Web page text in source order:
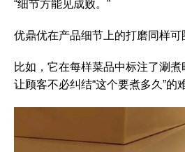
“细节方能见成败。”
优鼎优在产品细节上的打磨同样可
比如，它在每样菜品中标注了涮煮
让顾客不必纠结“这个要煮多久”的